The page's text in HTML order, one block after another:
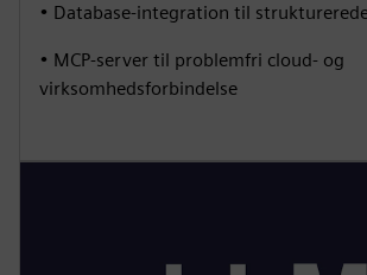
• Database-integration til
• MCP-server til problemfri cloud- og
virksomhedsforbindelse